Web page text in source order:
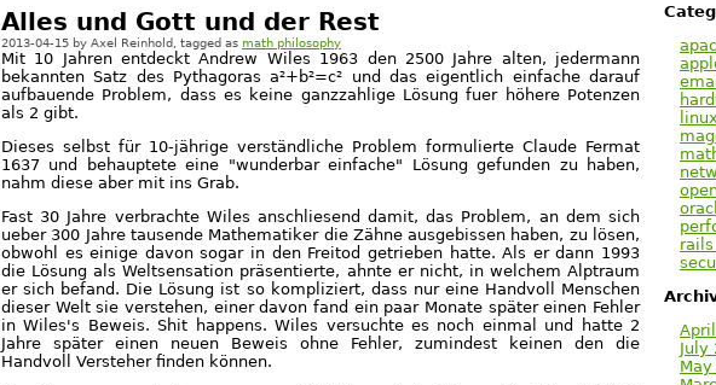
Alles und Gott und der Rest
2013-04-15 by Axel Reinhold , tagged as math philosophy
Mit 10 Jahren entdeckt Andrew Wiles 1963 den 2500 Jahre alten, jedermann
bekannten Satz des Pythagoras a²+b²=c² und das eigentlich einfache darauf
aufbauende Problem, dass es keine ganzzahlige Lösung fuer höhere Potenzen
als 2 gibt.
Dieses selbst für 10-jährige verständliche Problem formulierte Claude Fermat
1637 und behauptete eine "wunderbar einfache" Lösung gefunden zu haben,
nahm diese aber mit ins Grab.
Fast 30 Jahre verbrachte Wiles anschliesend damit, das Problem, an dem sich
ueber 300 Jahre tausende Mathematiker die Zähne ausgebissen haben, zu lösen,
obwohl es einige davon sogar in den Freitod getrieben hatte. Als er dann 1993
die Lösung als Weltsensation präsentierte, ahnte er nicht, in welchem Alptraum
er sich befand. Die Lösung ist so kompliziert, dass nur eine Handvoll Menschen
dieser Welt sie verstehen, einer davon fand ein paar Monate später einen Fehler
in Wiles's Beweis. Shit happens. Wiles versuchte es noch einmal und hatte 2
Jahre später einen neuen Beweis ohne Fehler, zumindest keinen den die
Handvoll Versteher finden können.
rails
July